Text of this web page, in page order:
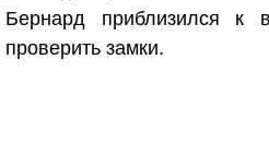
Бернард приблизился к
проверить замки.